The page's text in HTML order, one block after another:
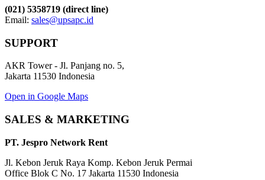
(021) 5358719 (direct line)
Email: sales@upsapc.id
SUPPORT
AKR Tower - Jl. Panjang no. 5,
Jakarta 11530 Indonesia
Open in Google Maps
SALES & MARKETING
PT. Jespro Network Rent
Jl. Kebon Jeruk Raya Komp. Kebon Jeruk Permai
Office Blok C No. 17 Jakarta 11530 Indonesia